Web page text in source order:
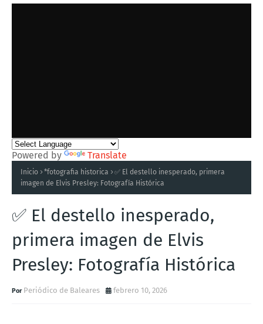
Powered by Translate
Inicio *fotografia historica
✅ El destello inesperado, primera
imagen de Elvis Presley: Fotografía Histórica
✅ El destello inesperado,
primera imagen de Elvis
Presley: Fotografía Histórica
Periódico de Baleares febrero 10, 2026